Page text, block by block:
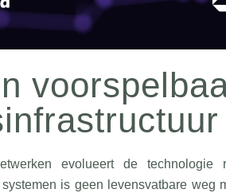
evolueert de technologie
is geen levensvatbare weg